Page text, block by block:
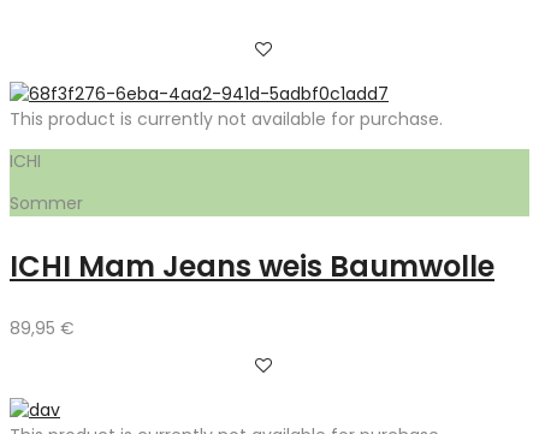
This product is currently not available for purchase.
ICHI
Sommer
ICHI Mam Jeans weis Baumwolle
89,95 €